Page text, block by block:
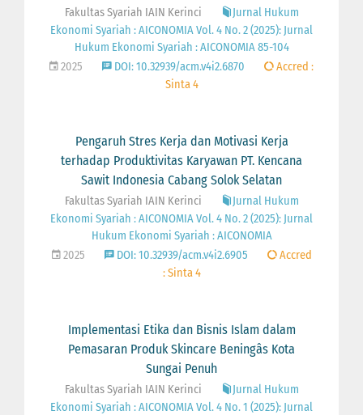
Fakultas Syariah IAIN Kerinci
Jurnal Hukum
Ekonomi Syariah : AICONOMIA Vol. 4 No. 2 (2025): Jurnal
Hukum Ekonomi Syariah : AICONOMIA 85-104
2025
DOI: 10.32939/acm.v4i2.6870
Accred :
Sinta 4
Pengaruh Stres Kerja dan Motivasi Kerja
terhadap Produktivitas Karyawan PT. Kencana
Sawit Indonesia Cabang Solok Selatan
Fakultas Syariah IAIN Kerinci
Jurnal Hukum
Ekonomi Syariah : AICONOMIA Vol. 4 No. 2 (2025): Jurnal
Hukum Ekonomi Syariah : AICONOMIA
2025
DOI: 10.32939/acm.v4i2.6905
Accred
: Sinta 4
Implementasi Etika dan Bisnis Islam dalam
Pemasaran Produk Skincare Beningâs Kota
Sungai Penuh
Fakultas Syariah IAIN Kerinci
Jurnal Hukum
Ekonomi Syariah : AICONOMIA Vol. 4 No. 1 (2025): Jurnal